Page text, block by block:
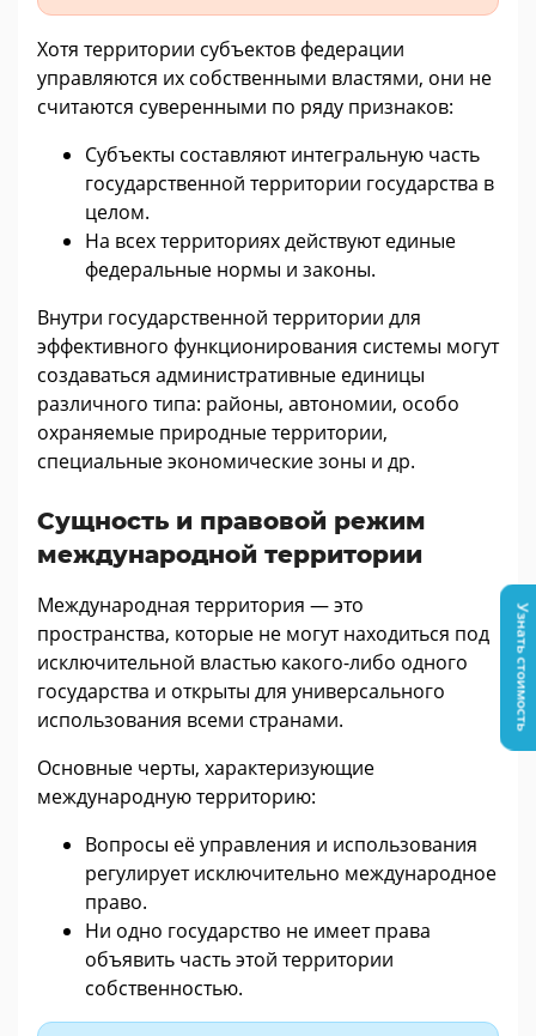
Хотя территории субъектов федерации
управляются их собственными властями, они не
считаются суверенными по ряду признаков:
Субъекты составляют интегральную часть
государственной территории государства в
целом.
На всех территориях действуют единые
федеральные нормы и законы.
Внутри государственной территории для
эффективного функционирования системы могут
создаваться административные единицы
различного типа: районы, автономии, особо
охраняемые природные территории,
специальные экономические зоны и др.
Сущность и правовой режим
международной территории
Международная территория — это
пространства, которые не могут находиться под
исключительной властью какого-либо одного
государства и открыты для универсального
использования всеми странами.
Основные черты, характеризующие
международную территорию:
Вопросы её управления и использования
регулирует исключительно международное
право.
Ни одно государство не имеет права
объявить часть этой территории
собственностью.
Узнать стоимость